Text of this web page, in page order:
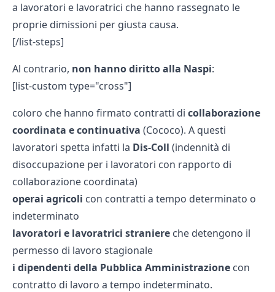
a lavoratori e lavoratrici che hanno rassegnato le
proprie dimissioni per giusta causa.
[/list-steps]
Al contrario, non hanno diritto alla Naspi:
[list-custom type="cross"]
coloro che hanno firmato contratti di collaborazione
coordinata econtinuativa (Cococo). A questi
lavoratori spetta infatti la Dis-Coll (indennità di
disoccupazione per i lavoratori con rapporto di
collaborazione coordinata)
operai agricoli con contratti a tempo determinato o
indeterminato
lavoratori e lavoratrici straniere che detengono il
permesso di lavoro stagionale
i dipendenti della Pubblica Amministrazione con
contratto di lavoro a tempo indeterminato.